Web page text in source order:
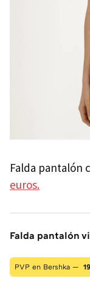
Falda pantalón
euros.
Falda pantalón
PVP en Bershka —